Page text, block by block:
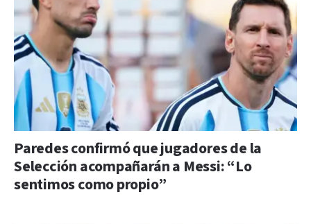
Paredes confirmó que jugadores de la
Selección acompañarán a Messi: “Lo
sentimos como propio”